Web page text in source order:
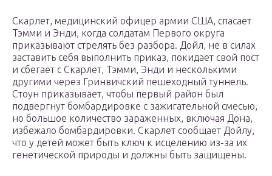
Скарлет, медицинский офицер армии США, спасает
Тэмми и Энди, когда солдатам Первого округа
приказывают стрелять без разбора. Дойл, не в силах
заставить себя выполнить приказ, покидает свой пост
и сбегает с Скарлет, Тэмми, Энди и несколькими
другими через Гринвичский пешеходный туннель.
Стоун приказывает, чтобы первый район был
подвергнут бомбардировке с зажигательной смесью,
но большое количество зараженных, включая Дона,
избежало бомбардировки. Скарлет сообщает Дойлу,
что у детей может быть ключ к исцелению из-за их
генетической природы и должны быть защищены.